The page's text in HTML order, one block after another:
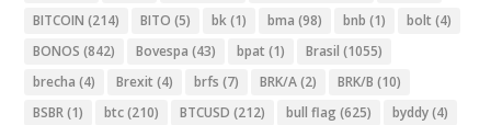
BITCOIN (214) BITO (5) bk(1) bma (98) bnb (1) bolt (4)
BONOS (842) Bovespa (43) bpat (1) Brasil (1055)
brecha (4) Brexit (4) brfs (7) BRK/A(2) BRK/B (10)
BSBR(1) btc(210) BTCUSD (212) bull flag (625) byddy(4)